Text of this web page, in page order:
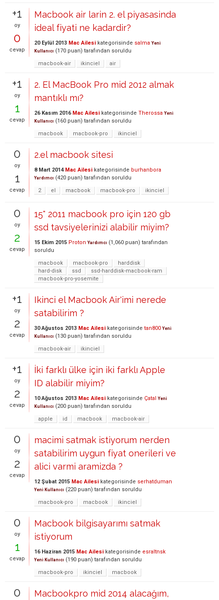
+1
oy
0
cevap
Macbook air larin 2. el piyasasinda
ideal fiyati ne kadardir?
20 Eylül 2013 Mac Ailesi kategorisinde salma Yeni
Kullanıcı (170 puan) tarafından soruldu
macbook-air
ikinciel air
+1
oy
1
cevap
2. El MacBook Pro mid 2012 almak
mantıklı mı?
26 Kasım 2016 Mac Ailesi kategorisinde Therossa Yeni
Kullanıcı (160 puan) tarafından soruldu
macbook
macbook-pro ikinciel
0
oy
1
cevap
2.el macbook sitesi
8 Mart 2014 Mac Ailesi kategorisinde burhanbora
Yardımcı (420 puan) tarafından soruldu
2
el macbook macbook-pro ikinciel
0
oy
2
cevap
15" 2011 macbook pro için 120 gb
ssd tavsiyelerinizi alabilir miyim?
15 Ekim 2015 Proton Yardımcı (1,060 puan) tarafından
soruldu
macbook
macbook-pro
harddisk
hard-disk
ssd
ssd-harddisk-macbook-ram
macbook-pro-yosemite
+1
oy
2
cevap
Ikinci el Macbook Air'imi nerede
satabilirim ?
30 Ağustos 2013 Mac Ailesi kategorisinde tan800 Yeni
Kullanıcı (130 puan) tarafından soruldu
macbook-air
ikinciel
+1
oy
2
cevap
İki farklı ülke için iki farklı Apple
ID alabilir miyim?
10 Ağustos 2013 Mac Ailesi kategorisinde Çatal Yeni
Kullanıcı (200 puan) tarafından soruldu
apple
id macbook macbook-air
0
oy
2
cevap
macimi satmak istiyorum nerden
satabilirim uygun fiyat onerileri ve
alici varmi aramizda ?
12 Şubat 2015 Mac Ailesi kategorisinde serhatduman
Yeni Kullanıcı (220 puan) tarafından soruldu
macbook-pro
macbook ikinciel
0
oy
1
cevap
Macbook bilgisayarımı satmak
istiyorum
16 Haziran 2015 Mac Ailesi kategorisinde esraltnsk
Yeni Kullanıcı (190 puan) tarafından soruldu
macbook-pro
ikinciel macbook
0
Macbookpro mid 2014 alacağım,